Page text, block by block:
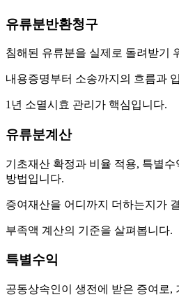
유류분반환청구
침해된 유류분을 실제로 돌려받기
내용증명부터 소송까지의 흐름과
1년 소멸시효 관리가 핵심입니다.
유류분계산
기초재산 확정과 비율 적용, 특별
방법입니다.
증여재산을 어디까지 더하는지가
부족액 계산의 기준을 살펴봅니다.
특별수익
공동상속인이 생전에 받은 증여로,